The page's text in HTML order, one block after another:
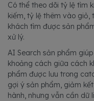
Có thể theo dõi tỷ lệ tìm
kiếm, tỷ lệ thêm vào
khách tìm được sản
xử lý.
AI Search sản phẩm
khoảng cách giữa cách
phẩm được lưu trong
gợi ý sản phẩm, giảm
hành, nhưng vẫn cần dữ